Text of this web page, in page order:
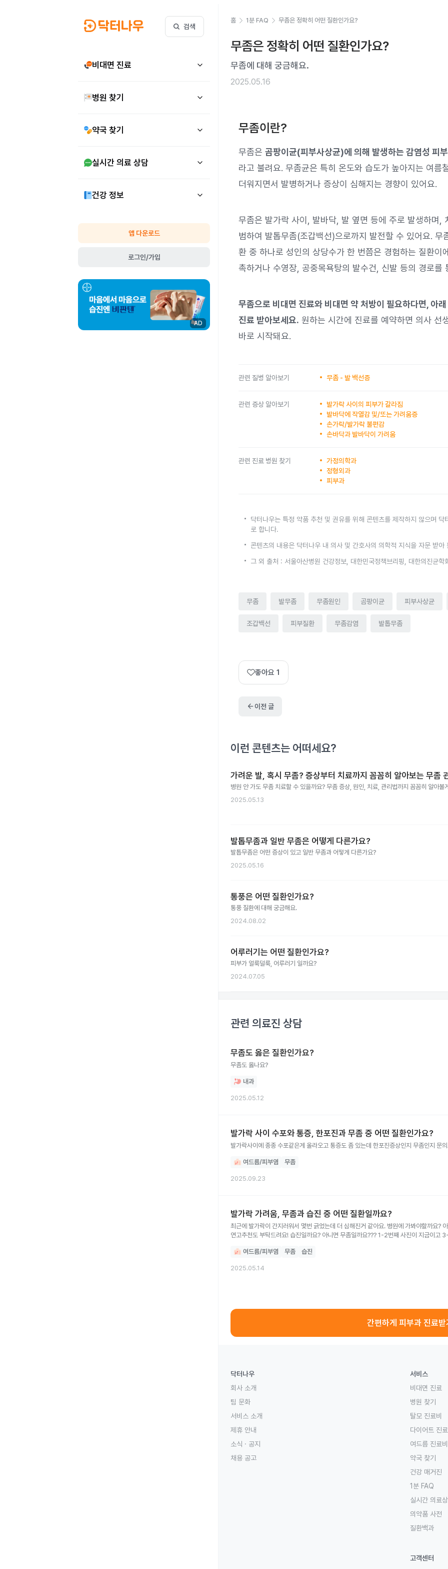
검색
비대면 진료
병원 찾기
약국 찾기
실시간 의료 상담
건강 정보
앱 다운로드
로그인/가입
AD
홈 1분 FAQ 무좀은 정확히 어떤 질환인가요?
무좀은 정확히 어떤 질환인가요?
무좀에 대해 궁금해요.
2025.05.16
무좀이란?
무좀은 곰팡이균(피부사상균)에 의해 발생하는 감염성 피
라고 불려요. 무좀균은 특히 온도와 습도가 높아지는 여름
더워지면서 발병하거나 증상이 심해지는 경향이 있어요.
무좀은 발가락 사이, 발바닥, 발 옆면 등에 주로 발생하며,
범하여 발톱무좀(조갑백선)으로까지 발전할 수 있어요. 무
환 중 하나로 성인의 상당수가 한 번쯤은 경험하는 질환이
촉하거나 수영장, 공중목욕탕의 발수건, 신발 등의 경로를
무좀으로 비대면 진료와 비대면 약 처방이 필요하다면, 아
진료 받아보세요. 원하는 시간에 진료를 예약하면 의사 선
바로 시작돼요.
관련 질병 알아보기 무좀 - 발 백선증
관련 증상 알아보기
발가락 사이의 피부가 갈라짐
발바닥에 작열감 및/또는 가려움증
손가락/발가락 불편감
손바닥과 발바닥이 가려움
관련 진료 병원 찾기
가정의학과
정형외과
피부과
닥터나우는 특정 약품 추천 및 권유를 위해 콘텐츠를 제작하지 않으며
로 합니다.
콘텐츠의 내용은 닥터나우 내 의사 및 간호사의 의학적 지식을 자문 받아
그 외 출처 : 서울아산병원 건강정보, 대한민국정책브리핑, 대한의진균학
무좀 발무좀 무좀원인 곰팡이균 피부사상균
조갑백선 피부질환 무좀감염 발톱무좀
좋아요 1
arrow_back이전 글
이런 콘텐츠는 어떠세요?
가려운 발, 혹시 무좀? 증상부터 치료까지 꼼꼼히 알아보는 무좀
병원 안 가도 무좀 치료할 수 있을까요? 무좀 증상, 원인, 치료, 관리법까지 꼼꼼히 알아볼
2025.05.13
발톱무좀과 일반 무좀은 어떻게 다른가요?
발톱무좀은 어떤 증상이 있고 일반 무좀과 어떻게 다른가요?
2025.05.16
통풍은 어떤 질환인가요?
통풍 질환에 대해 궁금해요.
2024.08.02
어루러기는 어떤 질환인가요?
피부가 얼룩덜룩, 어루러기 일까요?
2024.07.05
관련 의료진 상담
무좀도 옳은 질환인가요?
무좀도 옳나요?
내과
2025.05.12
발가락 사이 수포와 통증, 한포진과 무좀 중 어떤 질환인가요?
발가락사이에 종종 수포같은게 올라오고 통증도 좀 있는데 한포진증상인지 무좀인지 문
여드름/피부염 무좀
2025.09.23
발가락 가려움, 무좀과 습진 중 어떤 질환일까요?
최근에 발가락이 간지러워서 몇번 긁었는데 더 심해진거 같아요. 병원에 가봐야할까요?
연고추천도 부탁드려요! 습진일까요? 아니면 무좀일까요??? 1-2번째 사진이 지금이고
여드름/피부염 무좀 습진
2025.05.14
간편하게 피부과 진료받
닥터나우
회사 소개
팀 문화
서비스 소개
제휴 안내
소식 · 공지
채용 공고
서비스
비대면 진료
병원 찾기
탈모 진료비
다이어트 진료
여드름 진료비
약국 찾기
건강 매거진
1분 FAQ
실시간 의료
의약품 사전
질환백과
고객센터